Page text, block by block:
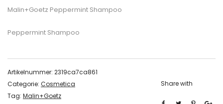
Malin+Goetz Peppermint Shampoo
Peppermint Shampoo
Artikelnummer: 2319ca7ca861
Categorie: Cosmetica
Tag: Malin+Goetz
Share with